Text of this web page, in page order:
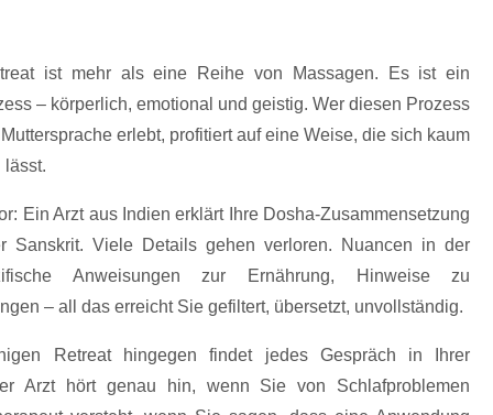
ist mehr als eine Reihe von Massagen. Es ist ein
– körperlich, emotional und geistig. Wer diesen Prozess
erlebt, profitiert auf eine Weise, die sich kaum
lässt.
Ein Arzt aus Indien erklärt Ihre Dosha-Zusammensetzung
Sanskrit. Viele Details gehen verloren. Nuancen in der
Anweisungen zur Ernährung, Hinweise zu
– all das erreicht Sie gefiltert, übersetzt, unvollständig.
Retreat hingegen findet jedes Gespräch in Ihrer
Arzt hört genau hin, wenn Sie von Schlafproblemen